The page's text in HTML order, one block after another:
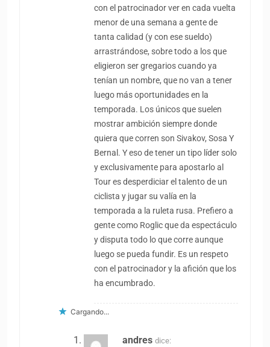
con el patrocinador ver en cada vuelta
menor de una semana a gente de
tanta calidad (y con ese sueldo)
arrastrándose, sobre todo a los que
eligieron ser gregarios cuando ya
tenían un nombre, que no van a tener
luego más oportunidades en la
temporada. Los únicos que suelen
mostrar ambición siempre donde
quiera que corren son Sivakov, Sosa Y
Bernal. Y eso de tener un tipo líder solo
y exclusivamente para apostarlo al
Tour es desperdiciar el talento de un
ciclista y jugar su valía en la
temporada a la ruleta rusa. Prefiero a
gente como Roglic que da espectáculo
y disputa todo lo que corre aunque
luego se pueda fundir. Es un respeto
con el patrocinador y la afición que los
ha encumbrado.
Cargando...
andres dice: